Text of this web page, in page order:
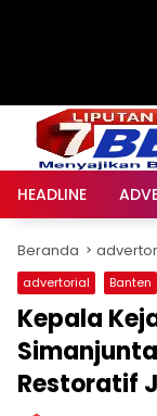
HEADLINE
Beranda
advertorial Banten
Kepala
Restoratif